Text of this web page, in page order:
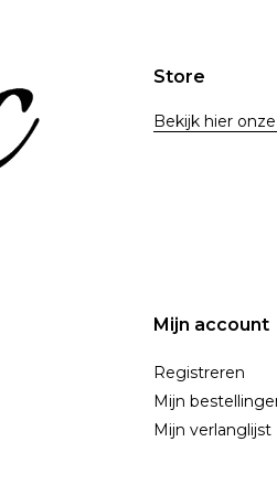
Store
Bekijk hier
Mijn account
Registreren
Mijn
Mijn verlanglijst